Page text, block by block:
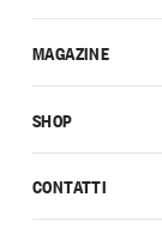
CONTATTI
MAGAZINE
SHOP